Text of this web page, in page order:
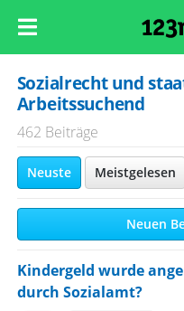
Sozialrecht und
Arbeitssuchend
462 Beiträge
Neuste Meistgelesen
Neuen
Kindergeld wurde
durch Sozialamt?